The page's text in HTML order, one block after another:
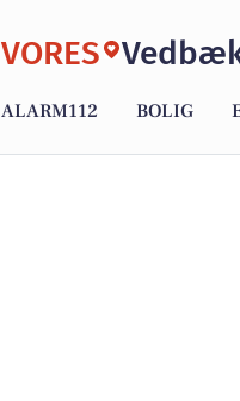
VORES
ALARM112 BOLIG